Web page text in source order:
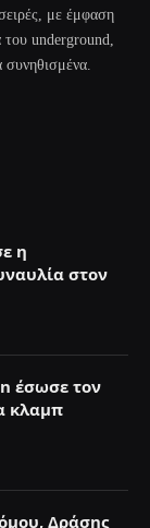
με έμφαση
του underground,
συνηθισμένα.
η
στον
έσωσε τον
κλαμπ
Δράσης